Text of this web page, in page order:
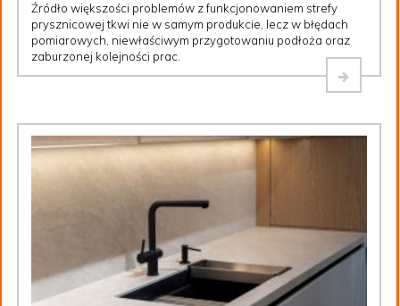
Źródło większości problemów z funkcjonowaniem strefy
prysznicowej tkwi nie w samym produkcie, lecz w błędach
pomiarowych, niewłaściwym przygotowaniu podłoża oraz
zaburzonej kolejności prac.